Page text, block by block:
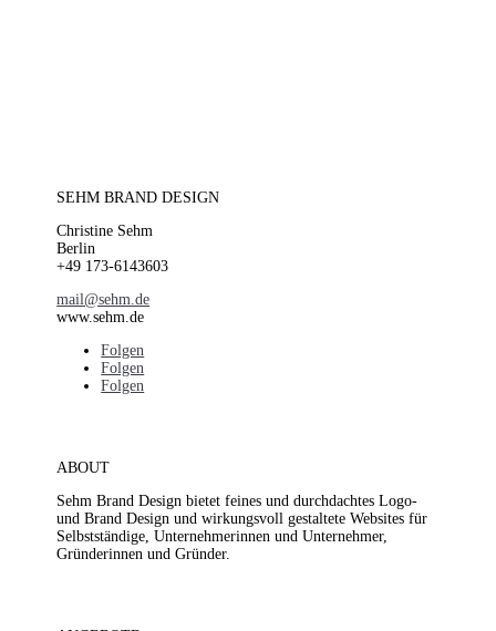
SEHM BRAND DESIGN
Christine Sehm
Berlin
+49 173-6143603
mail@sehm.de
www.sehm.de
Folgen
Folgen
Folgen
ABOUT
Sehm Brand Design bietet feines und durchdachtes Logo-
und Brand Design und wirkungsvoll gestaltete Websites für
Selbstständige, Unternehmerinnen und Unternehmer,
Gründerinnen und Gründer.